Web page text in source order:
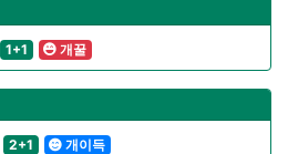
1+1 개꿀
2+1 개이득